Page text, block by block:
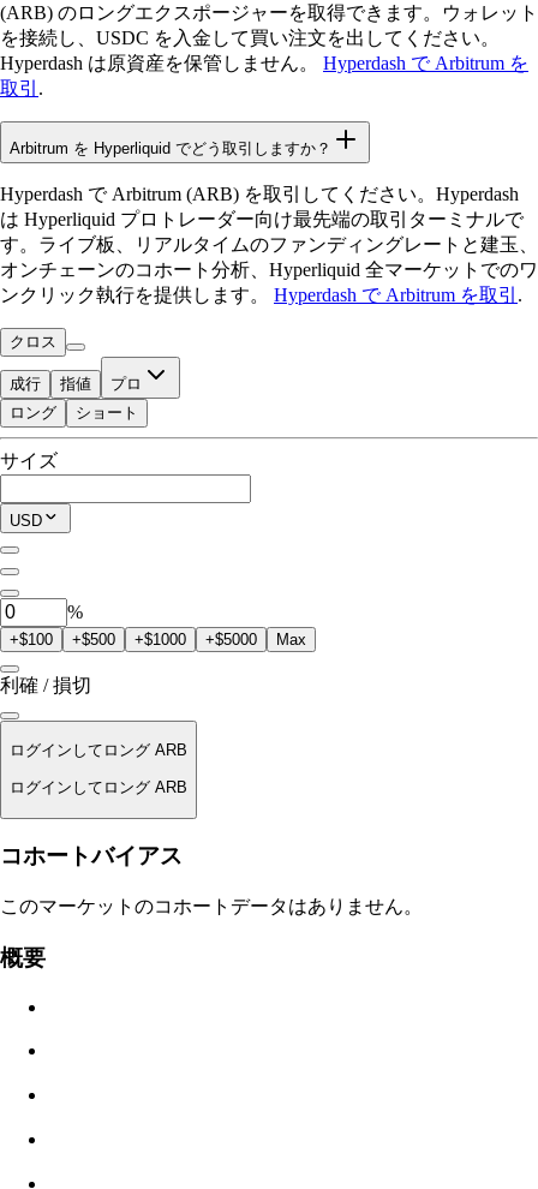
(ARB) のロングエクスポージャーを取得できます。ウォレット
を接続し、USDC を入金して買い注文を出してください。
Hyperdash は原資産を保管しません。
Hyperdash で Arbitrum を
取引 .
Arbitrum を Hyperliquid でどう取引しますか？
Hyperdash で Arbitrum (ARB) を取引してください。Hyperdash
は Hyperliquid プロトレーダー向け最先端の取引ターミナルで
す。ライブ板、リアルタイムのファンディングレートと建玉、
オンチェーンのコホート分析、Hyperliquid 全マーケットでのワ
ンクリック執行を提供します。
Hyperdash で Arbitrum を取引 .
クロス
成行 指値 プロ
取引可能残高
$0.00
現在のポジション
0ARB
ロング ショート
サイズ
USD
%
+$100 +$500 +$1000 +$5000 Max
利確 / 損切
ログインしてロング ARB
ログインしてロング ARB
清算価格
コホートバイアス
このマーケットのコホートデータはありません。
概要